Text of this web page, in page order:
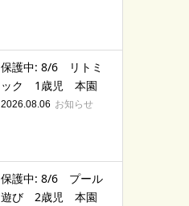
保護中: 8/6 リトミ
ック 1歳児 本園
2026.08.06 お知らせ
保護中: 8/6 プール
遊び 2歳児 本園